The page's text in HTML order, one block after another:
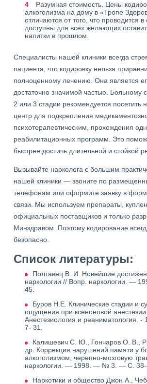
Разумная стоимость. Цены
алкоголизма на дому в «Тропе
отличаются от того, что проводится
доступны для всех желающих
напитки в прошлом.
Специалисты нашей клиники всегда
пациента, что кодировку нельзя
полноценному лечению. Она является
достаточно значимой частью. Больному
2 или 3 стадии рекомендуется посетить
центр для подкрепления
психотерапевтическим, прохождения
реабилитационных программ. Это
быстрее достичь длительной и стойкой
Вызывайте нарколога с большим
нашей клиники — звоните по
телефонам или оформите заявку в
связи. Мы используем препараты,
официальных поставщиков и только
Минздравом. Поэтому кодирование
безопасно.
Список литературы:
Полтавец В. И. Новейшие
наркологии // Вопр. наркологии. —
45.
Буров Н.Е. Клинические стадии и
ощущения при ксеноновой
Анестезиология и реаниматология.
7- 31.
Калишевич С. Ю., Гончаров О. В.,
др. Коррекция нарушений памяти у
алкоголизмом, черепно-мозговую
наркологии. — 1998. — № 3. — С. 38-
Наркотики и общество Джон А.,